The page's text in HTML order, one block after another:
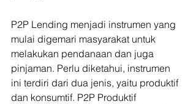
P2P Lending menjadi instrumen yang
mulai digemari masyarakat untuk
melakukan pendanaan dan juga
pinjaman. Perlu diketahui, instrumen
ini terdiri dari dua jenis, yaitu produktif
dan konsumtif. P2P Produktif